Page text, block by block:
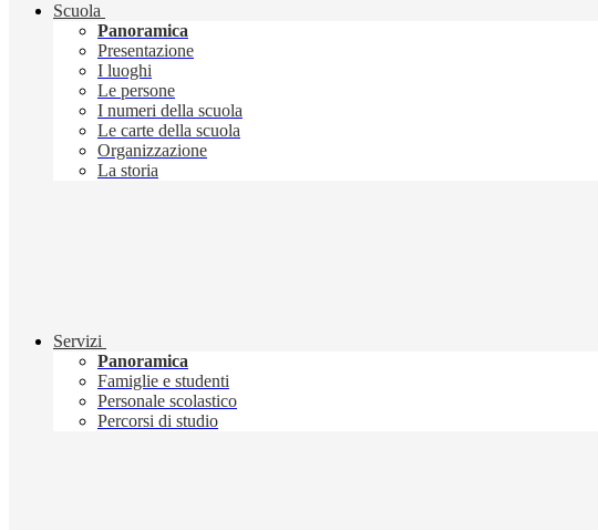
Scuola
Panoramica
Presentazione
I luoghi
Le persone
I numeri della scuola
Le carte della scuola
Organizzazione
La storia
Servizi
Panoramica
Famiglie e studenti
Personale scolastico
Percorsi di studio